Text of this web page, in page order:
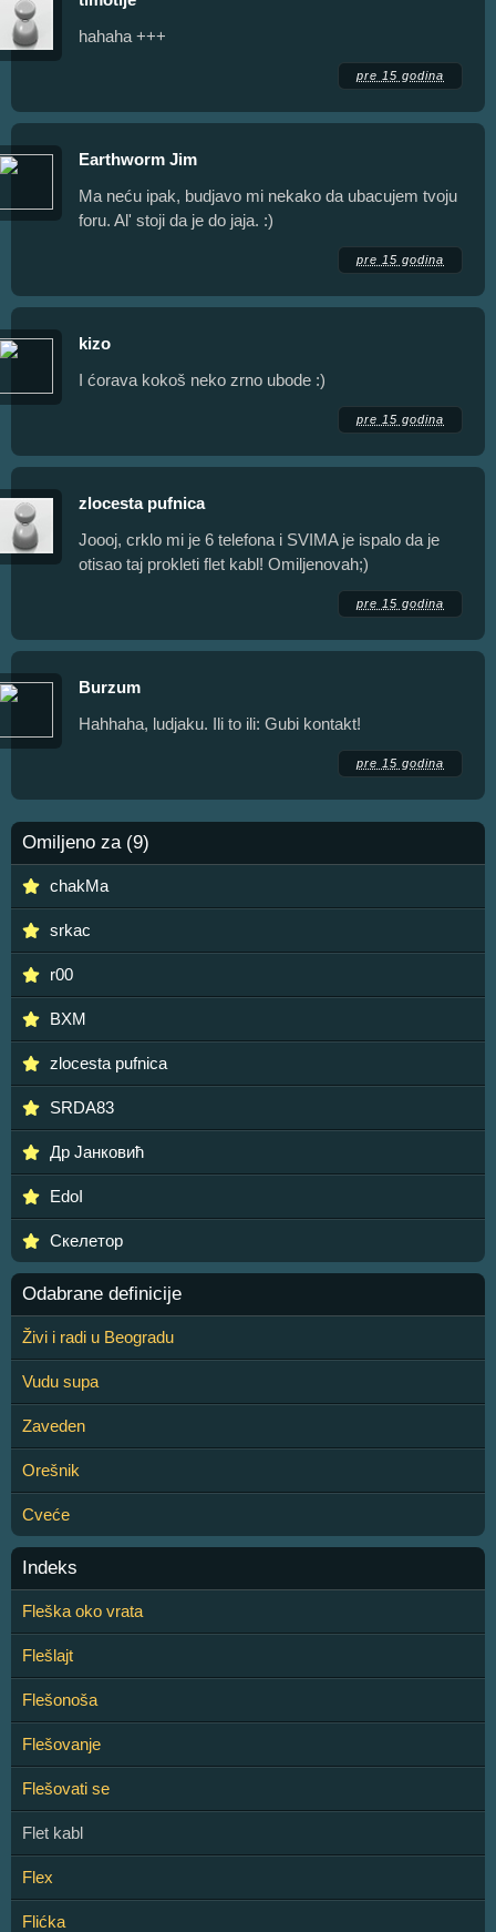
hahaha +++
pre 15 godina
Earthworm Jim
Ma neću ipak, budjavo mi nekako da ubacujem tvoju
foru. Al' stoji da je do jaja. :)
pre 15 godina
kizo
I ćorava kokoš neko zrno ubode :)
pre 15 godina
zlocesta pufnica
Joooj, crklo mi je 6 telefona i SVIMA je ispalo da je
otisao taj prokleti flet kabl! Omiljenovah;)
pre 15 godina
Burzum
Hahhaha, ludjaku. Ili to ili: Gubi kontakt!
pre 15 godina
Omiljeno za (9)
chakMa
srkac
r00
BXM
zlocesta pufnica
SRDA83
Др Јанковић
EdoI
Скелетор
Odabrane definicije
Živi i radi u Beogradu
Vudu supa
Zaveden
Orešnik
Cveće
Indeks
Fleška oko vrata
Flešlajt
Flešonoša
Flešovanje
Flešovati se
Flet kabl
Flex
Flićka